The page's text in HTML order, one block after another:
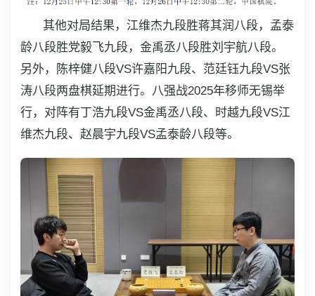
其他对局结果，江维杰九段胜蒋其润八段，孟泰
龄八段胜党毅飞九段，金禹丞八段胜刘宇航八段。
另外，陈梓健八段VS许嘉阳九段、范廷钰九段VS张
涛八段两盘棋延期进行。八强战2025年移师无锡举
行，对阵有丁浩九段VS金禹丞八段、时越九段VS江
维杰九段、赵晨宇九段VS孟泰龄八段等。